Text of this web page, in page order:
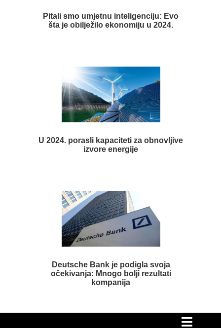
Pitali smo umjetnu inteligenciju: Evo
šta je obilježilo ekonomiju u 2024.
U 2024. porasli kapaciteti za obnovljive
izvore energije
Deutsche Bank je podigla svoja
očekivanja: Mnogo bolji rezultati
kompanija